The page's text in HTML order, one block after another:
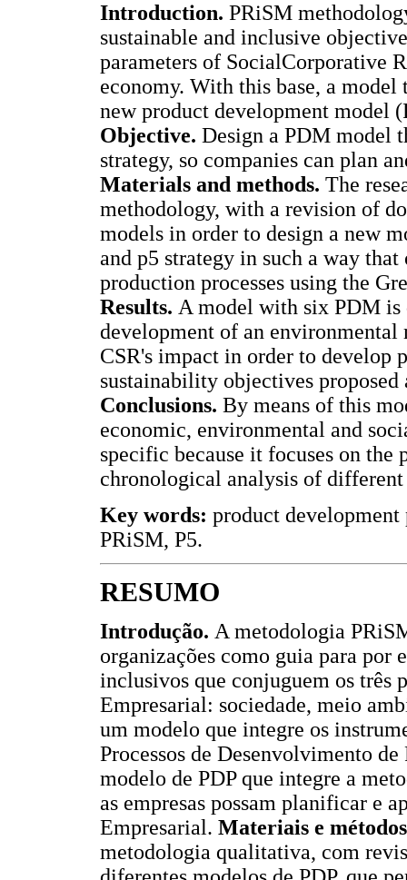
Introduction. PRiSM
sustainable and inclusive
parameters of SocialCorporative
economy. With this base, a
new product development model
Objective. Design a PDM model
strategy, so companies can plan
Materials and methods. The
methodology, with a revision of
models in order to design a new
and p5 strategy in such a way
production processes using the
Results. A model with six PDM is
development of an
CSR's impact in order to develop
sustainability objectives
Conclusions. By means of this
economic, environmental and
specific because it focuses on the
chronological analysis of
Key words: product
PRiSM, P5.
RESUMO
Introdução. A metodologia
organizações como guia para por
inclusivos que conjuguem os três
Empresarial: sociedade, meio
um modelo que integre os
Processos de Desenvolvimento
modelo de PDP que integre a
as empresas possam planificar e
Empresarial. Materiais e
metodologia qualitativa, com